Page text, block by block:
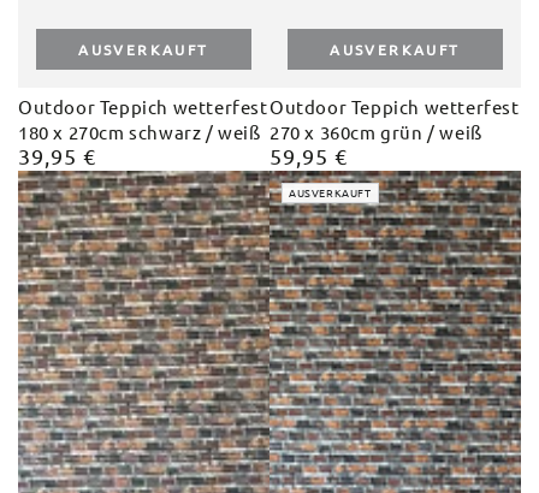
Outdoor Teppich wetterfest
180 x 270cm schwarz / weiß
Regulärer
Preis
39,95 €
AUSVERKAUFT
Outdoor Teppich wetterfest
270 x 360cm grün / weiß
Regulärer
Preis
59,95 €
AUSVERKAUFT
AUSVERKAUFT